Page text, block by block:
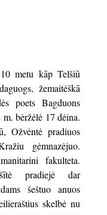
metu kāp Telšiū
žemaitėškā
poets Bagduons
bėržėlė 17 dėina.
Ožvėntė pradiuos
gėmnazėjuo.
fakulteta.
pradiejė dar
šeštuo anuos
skelbė nu